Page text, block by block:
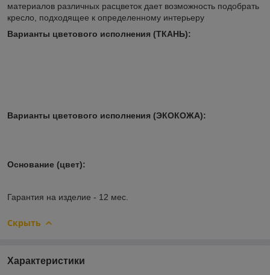
материалов различных расцветок дает возможность подобрать
кресло, подходящее к определенному интерьеру
Варианты цветового исполнения (ТКАНЬ):
Варианты цветового исполнения (ЭКОКОЖА):
Основание (цвет):
Гарантия на изделие - 12 мес.
Скрыть
Характеристики